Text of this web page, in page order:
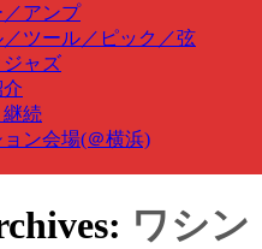
アンプ
ツール／ピック／弦
ャズ
続
ン会場(＠横浜)
ワシン